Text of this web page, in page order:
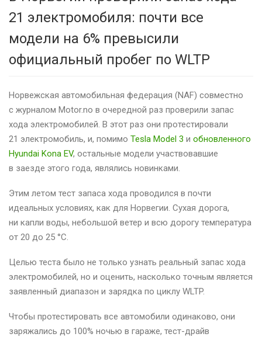
21 электромобиля: почти все
модели на 6% превысили
официальный пробег по WLTP
Норвежская автомобильная федерация (NAF) совместно
с журналом Motor.no в очередной раз проверили запас
хода электромобилей. В этот раз они протестировали
21 электромобиль, и, помимо Tesla Model 3 и обновленного
Hyundai Kona EV, остальные модели участвовавшие
в заезде этого года, являлись новинками.
Этим летом тест запаса хода проводился в почти
идеальных условиях, как для Норвегии. Сухая дорога,
ни капли воды, небольшой ветер и всю дорогу температура
от 20 до 25 °C.
Целью теста было не только узнать реальный запас хода
электромобилей, но и оценить, насколько точным является
заявленный диапазон и зарядка по циклу WLTP.
Чтобы протестировать все автомобили одинаково, они
заряжались до 100% ночью в гараже, тест-драйв